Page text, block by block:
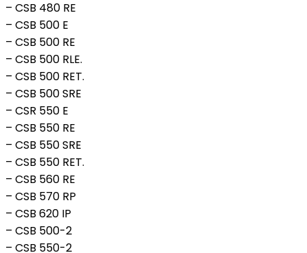
– CSB 480 RE
– CSB 500 E
– CSB 500 RE
– CSB 500 RLE.
– CSB 500 RET.
– CSB 500 SRE
– CSR 550 E
– CSB 550 RE
– CSB 550 SRE
– CSB 550 RET.
– CSB 560 RE
– CSB 570 RP
– CSB 620 IP
– CSB 500-2
– CSB 550-2